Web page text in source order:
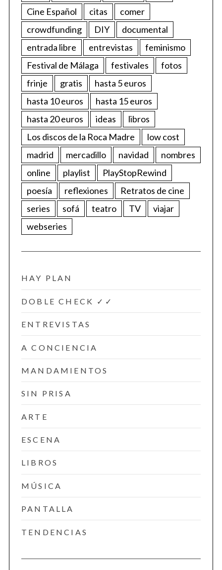
Cine Español
citas
comer
crowdfunding
DIY
documental
entrada libre
entrevistas
feminismo
Festival de Málaga
festivales
fotos
frinje
gratis
hasta 5 euros
hasta 10 euros
hasta 15 euros
hasta 20 euros
ideas
libros
Los discos de la Roca Madre
low cost
madrid
mercadillo navidad
nombres
online
playlist
PlayStopRewind
poesía
reflexiones
Retratos de cine
series
sofá teatro TV
viajar
webseries
HAY PLAN
DOBLE CHECK ✓✓
ENTREVISTAS
A CONCIENCIA
MANDAMIENTOS
SIN PRISA
ARTE
ESCENA
LIBROS
MÚSICA
PANTALLA
TENDENCIAS